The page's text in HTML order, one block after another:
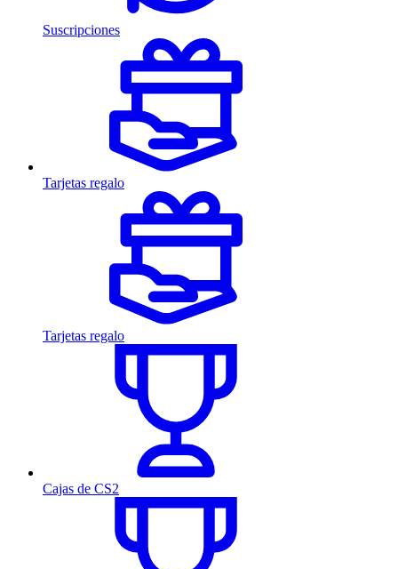
Suscripciones
Tarjetas regalo
Tarjetas regalo
Cajas de CS2